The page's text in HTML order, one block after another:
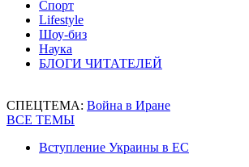
Спорт
Lifestyle
Шоу-биз
Наука
БЛОГИ ЧИТАТЕЛЕЙ
СПЕЦТЕМА: Война в Иране
ВСЕ ТЕМЫ
Вступление Украины в ЕС